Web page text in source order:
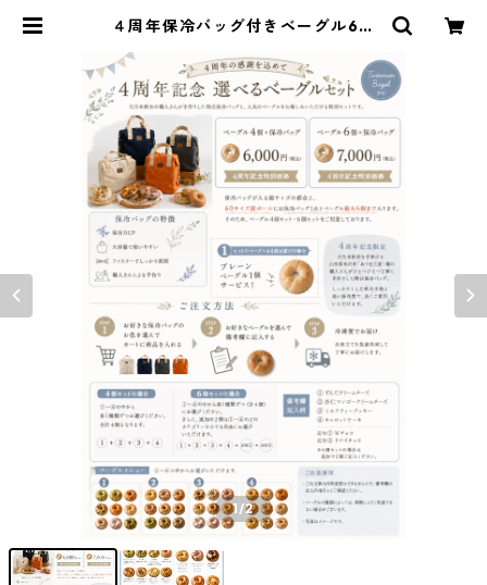
４周年保冷バッグ付きベーグル6個
gel
1/2